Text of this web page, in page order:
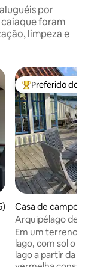
por
foram
limpeza e
avaliação média de
Entre os
Preferido dos
Casa de campo ⋅
Arquipélago de
para a cidade
Em um terreno
lago, com sol o
lago a partir da